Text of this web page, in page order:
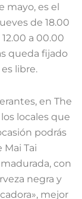
mayo, es el
de 18.00
a 00.00
queda fijado
libre.
en The
locales que
podrás
Tai
con
negra y
mejor